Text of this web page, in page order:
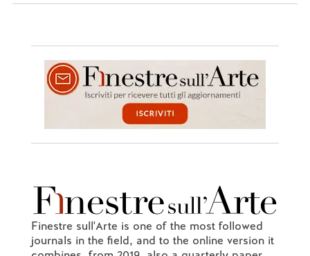
Finestre sull'Arte is one of the most followed
journals in the field, and to the online version it